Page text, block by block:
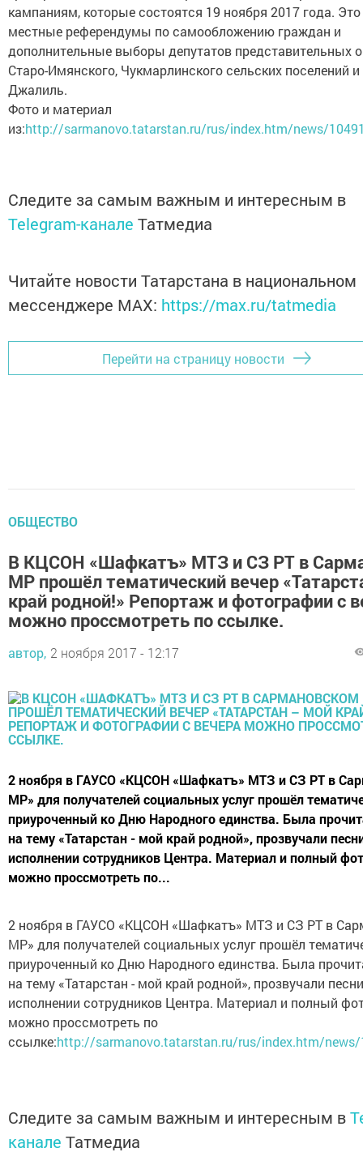
кампаниям, которые состоятся 19 ноября 2017 года. Это
местные референдумы по самообложению граждан и
дополнительные выборы депутатов представительных
Старо-Имянского, Чукмарлинского сельских поселений и
Джалиль.
Фото и материал
из:http://sarmanovo.tatarstan.ru/rus/index.htm/news/
Следите за самым важным и интересным в
Telegram-канале Татмедиа
Читайте новости Татарстана в национальном
мессенджере MАХ: https://max.ru/tatmedia
Перейти на страницу новости
ОБЩЕСТВО
В КЦСОН «Шафкатъ» МТЗ и СЗ РТ в
МР прошёл тематический вечер
край родной!» Репортаж и фотографии с
можно проссмотреть по ссылке.
автор, 2 ноября 2017 - 12:17
2 ноября в ГАУСО «КЦСОН «Шафкатъ» МТЗ и СЗ РТ в
МР» для получателей социальных услуг прошёл
приуроченный ко Дню Народного единства. Была
на тему «Татарстан - мой край родной», прозвучали
исполнении сотрудников Центра. Материал и полный
можно проссмотреть по...
2 ноября в ГАУСО «КЦСОН «Шафкатъ» МТЗ и СЗ РТ в
МР» для получателей социальных услуг прошёл
приуроченный ко Дню Народного единства. Была
на тему «Татарстан - мой край родной», прозвучали
исполнении сотрудников Центра. Материал и полный
можно проссмотреть по
ссылке:http://sarmanovo.tatarstan.ru/rus/index.htm/news/
Следите за самым важным и интересным в
канале Татмедиа